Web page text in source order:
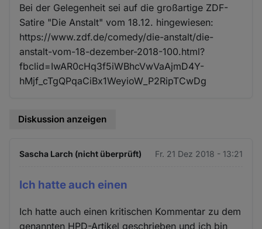
Bei der Gelegenheit sei auf die großartige ZDF-
Satire "Die Anstalt" vom 18.12. hingewiesen:
https://www.zdf.de/comedy/die-anstalt/die-
anstalt-vom-18-dezember-2018-100.html?
fbclid=IwAR0cHq3f5iWBhcVwVaAjmD4Y-
hMjf_cTgQPqaCiBx1WeyioW_P2RipTCwDg
Diskussion anzeigen
Sascha Larch (nicht überprüft) Fr. 21 Dez 2018 - 13:21
Ich hatte auch einen
Ich hatte auch einen kritischen Kommentar zu dem
genannten HPD-Artikel geschrieben und ich bin